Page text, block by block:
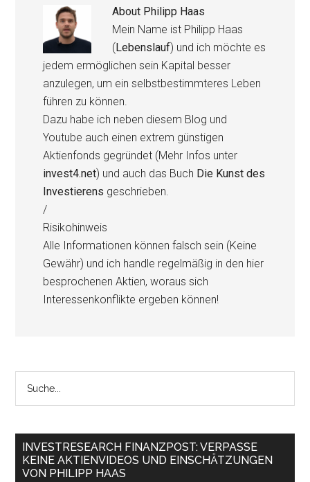
About Philipp Haas
Mein Name ist Philipp Haas
(Lebenslauf) und ich möchte es
jedem ermöglichen sein Kapital besser
anzulegen, um ein selbstbestimmteres Leben
führen zu können.
Dazu habe ich neben diesem Blog und
Youtube auch einen extrem günstigen
Aktienfonds gegründet (Mehr Infos unter
invest4.net) und auch das Buch Die Kunst des
Investierens geschrieben.
/
Risikohinweis
Alle Informationen können falsch sein (Keine
Gewähr) und ich handle regelmäßig in den hier
besprochenen Aktien, woraus sich
Interessenkonflikte ergeben können!
INVESTRESEARCH FINANZPOST: VERPASSE
KEINE AKTIENVIDEOS UND EINSCHÄTZUNGEN
VON PHILIPP HAAS